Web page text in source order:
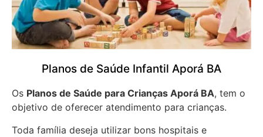
Planos de Saúde Infantil Aporá BA
Os Planos de Saúde para Crianças Aporá BA, tem o
objetivo de oferecer atendimento para crianças.
Toda família deseja utilizar bons hospitais e